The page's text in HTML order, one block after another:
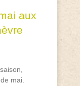
aux
mai.